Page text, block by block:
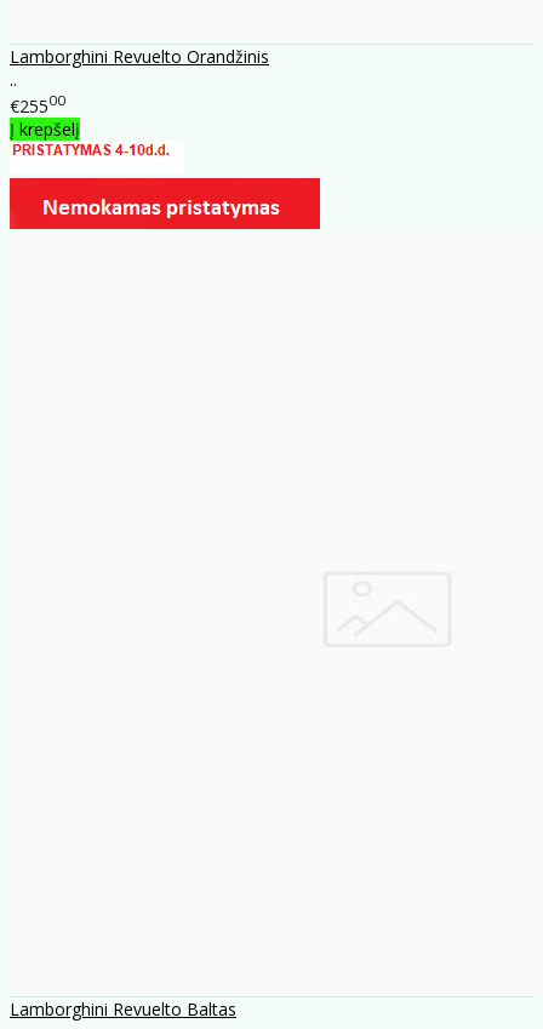
Lamborghini Revuelto Orandžinis
..
€25500
Į krepšelį
Lamborghini Revuelto Baltas